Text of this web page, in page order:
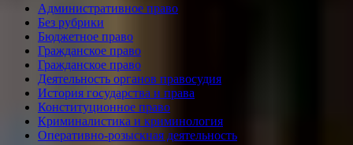
Административное право
Без рубрики
Бюджетное право
Гражданское право
Гражданское право
Деятельность органов правосудия
История государства и права
Конституционное право
Криминалистика и криминология
Оперативно-розыскная деятельность